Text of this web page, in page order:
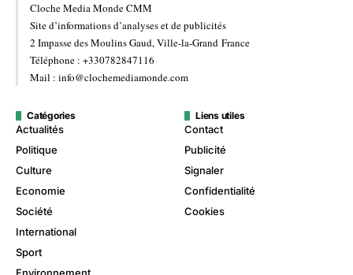
Cloche Media Monde CMM
Site d’informations d’analyses et de publicités
2 Impasse des Moulins Gaud, Ville-la-Grand France
Téléphone : +330782847116
Mail : info@clochemediamonde.com
Catégories
Actualités
Politique
Culture
Economie
Société
International
Sport
Liens utiles
Contact
Publicité
Signaler
Confidentialité
Cookies